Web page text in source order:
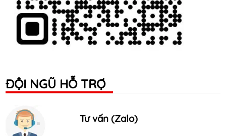
ĐỘI NGŨ HỖ TRỢ
Tư vấn (Zalo)